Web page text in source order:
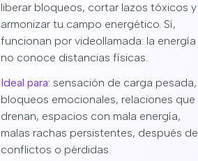
liberar bloqueos, cortar lazos tóxicos y
armonizar tu campo energético. Sí,
funcionan por videollamada: la energía
no conoce distancias físicas.
Ideal para: sensación de carga pesada,
bloqueos emocionales, relaciones que
drenan, espacios con mala energía,
malas rachas persistentes, después de
conflictos o pérdidas.